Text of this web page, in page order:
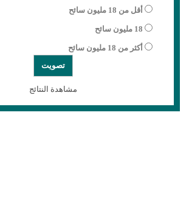
أقل من 18 مليون سائح
18 مليون سائح
أكثر من 18 مليون سائح
مشاهدة النتائج